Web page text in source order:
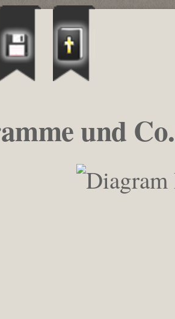
und Co.